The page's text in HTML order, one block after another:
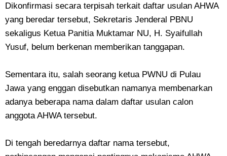
Dikonfirmasi secara terpisah terkait daftar usulan AHWA
yang beredar tersebut, Sekretaris Jenderal PBNU
sekaligus Ketua Panitia Muktamar NU, H. Syaifullah
Yusuf, belum berkenan memberikan tanggapan.
Sementara itu, salah seorang ketua PWNU di Pulau
Jawa yang enggan disebutkan namanya membenarkan
adanya beberapa nama dalam daftar usulan calon
anggota AHWA tersebut.
Di tengah beredarnya daftar nama tersebut,